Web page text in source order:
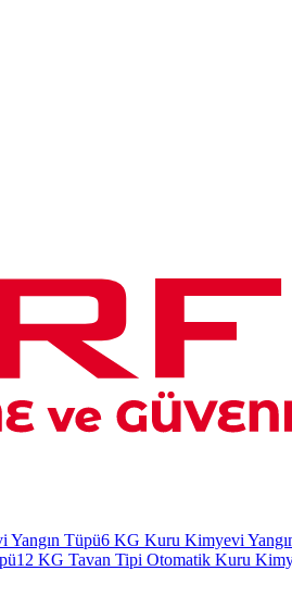
Tüpü6 KG Kuru Kimyevi
12 KG Tavan Tipi Otomatik Kuru